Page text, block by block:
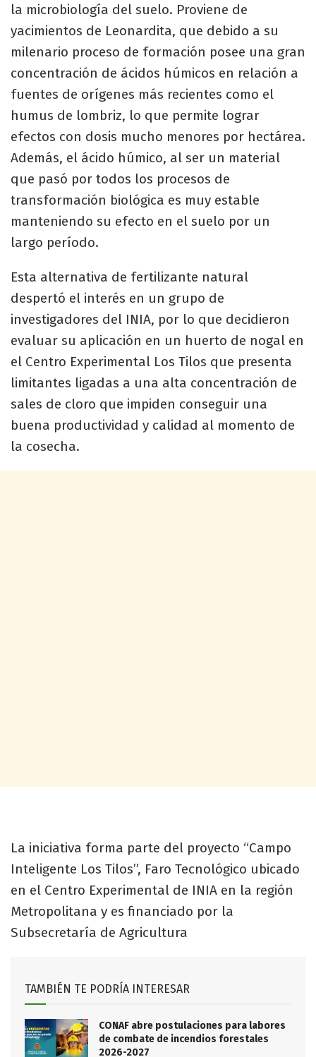
la microbiología del suelo. Proviene de
yacimientos de Leonardita, que debido a su
milenario proceso de formación posee una gran
concentración de ácidos húmicos en relación a
fuentes de orígenes más recientes como el
humus de lombriz, lo que permite lograr
efectos con dosis mucho menores por hectárea.
Además, el ácido húmico, al ser un material
que pasó por todos los procesos de
transformación biológica es muy estable
manteniendo su efecto en el suelo por un
largo período.
Esta alternativa de fertilizante natural
despertó el interés en un grupo de
investigadores del INIA, por lo que decidieron
evaluar su aplicación en un huerto de nogal en
el Centro Experimental Los Tilos que presenta
limitantes ligadas a una alta concentración de
sales de cloro que impiden conseguir una
buena productividad y calidad al momento de
la cosecha.
La iniciativa forma parte del proyecto “Campo
Inteligente Los Tilos”, Faro Tecnológico ubicado
en el Centro Experimental de INIA en la región
Metropolitana y es financiado por la
Subsecretaría de Agricultura
TAMBIÉN TE PODRÍA INTERESAR
CONAF abre postulaciones para labores
de combate de incendios forestales
2026-2027